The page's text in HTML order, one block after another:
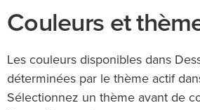
Couleurs et
Les couleurs disponibles dans
déterminées par le thème actif
Sélectionnez un thème avant de